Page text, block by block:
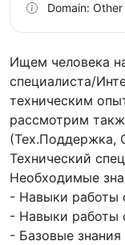
Ищем человека
специалиста/
техническим
рассмотрим
(Тех.Поддержка,
Технический
Необходимые
- Навыки работы
- Навыки работы
- Базовые
Domain: Other